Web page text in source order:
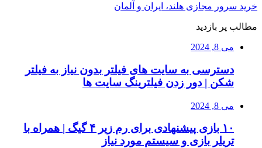
خرید سرور مجازی هلند، ایران و آلمان
مطالب پر بازدید
می 8, 2024
دسترسی به سایت های فیلتر بدون نیاز به فیلتر
شکن | دور زدن فیلترینگ سایت ها
می 8, 2024
۱۰ بازی پیشنهادی برای رم زیر ۴ گیگ | همراه با
تریلر بازی و سیستم مورد نیاز